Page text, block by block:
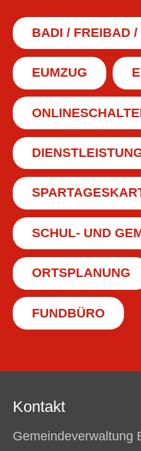
BADI / FREIBAD
EUMZUG
SCHUL- UND
ORTSPLANUNG
FUNDBÜRO
Kontakt
Gemeindeverwaltung